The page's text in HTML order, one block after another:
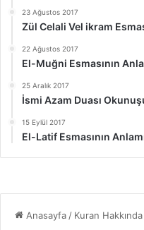
23 Ağustos 2017
Zül Celali Vel ikram
22 Ağustos 2017
El-Muğni Esmasının
25 Aralık 2017
İsmi Azam Duası
15 Eylül 2017
El-Latif Esmasının